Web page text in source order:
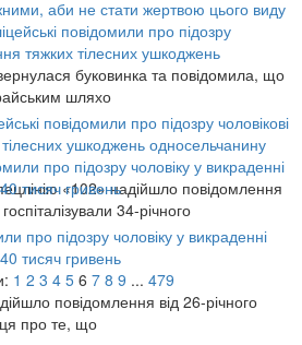
аби не стати жертвою цього виду
буковинка та повідомила, що
шляхо
повідомили про підозру чоловікові
ушкоджень односельчанину
«102» надійшло повідомлення
34-річного
про підозру чоловіку у викраденні
тисяч гривень
повідомлення від 26-річного
про те, що
1 2 3 4 5 6 7 8 9 ... 479